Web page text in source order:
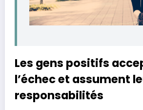
Les gens positifs
l’échec et assument
responsabilités